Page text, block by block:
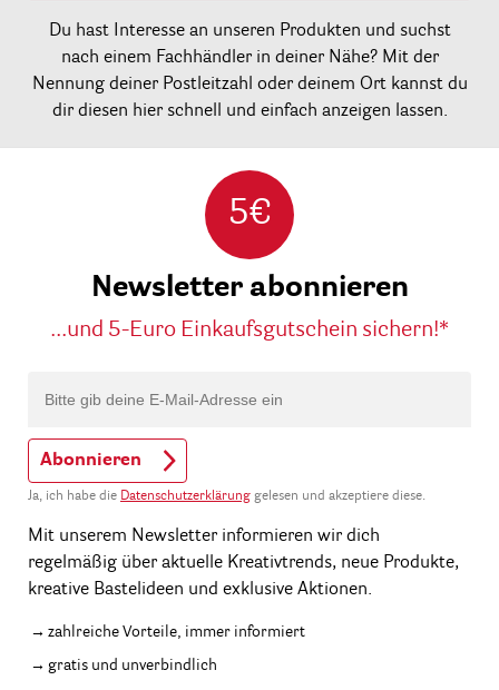
Du hast Interesse an unseren Produkten und suchst
nach einem Fachhändler in deiner Nähe? Mit der
Nennung deiner Postleitzahl oder deinem Ort kannst du
dir diesen hier schnell und einfach anzeigen lassen.
5€
Newsletter abonnieren
...und 5-Euro Einkaufsgutschein sichern!*
Abonnieren
Ja, ich habe die Datenschutzerklärung gelesen und akzeptiere diese.
Mit unserem Newsletter informieren wir dich
regelmäßig über aktuelle Kreativtrends, neue Produkte,
kreative Bastelideen und exklusive Aktionen.
zahlreiche Vorteile, immer informiert
gratis und unverbindlich